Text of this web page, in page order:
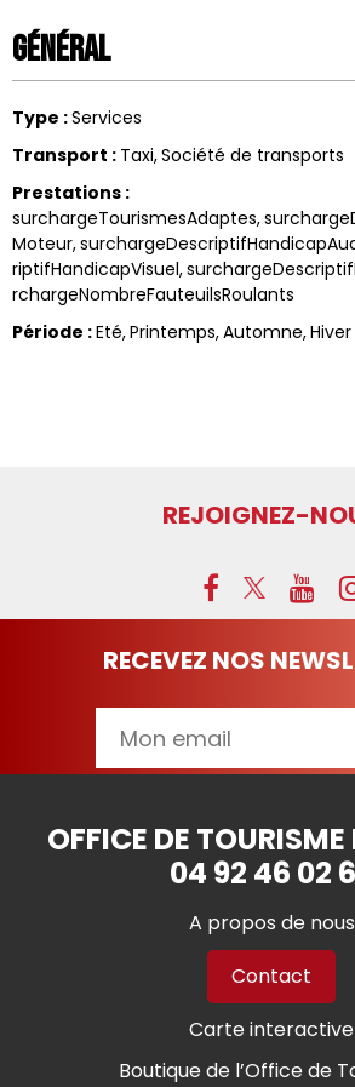
Général
Type :Services
Transport : Taxi Société de transports
Prestations :
surchargeTourismesAdaptes
Moteur
riptifHandicapVisuel
rchargeNombreFauteuilsRoulants
Période :Eté Printemps Automne Hiver
REJOIGNEZ-
RECEVEZ NOS
OFFICE DE TOURISME
04 92 46 02
A propos de nous
Contact
Carte interactive
Boutique de l’Office de